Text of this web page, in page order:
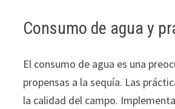
Consumo de agua y
El consumo de agua es una
propensas a la sequía. Las
la calidad del campo.